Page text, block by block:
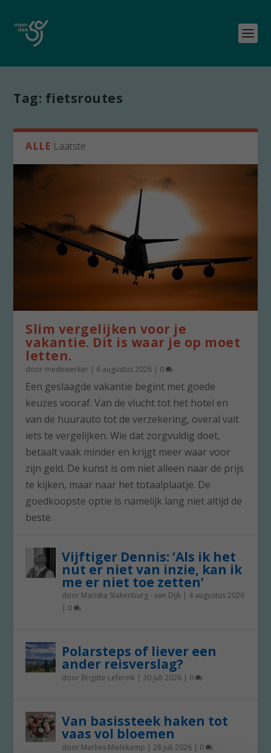
Tag: fietsroutes
ALLE Laatste
Slim vergelijken voor je
vakantie. Dit is waar je op moet
letten.
door medewerker | 6 augustus 2026 | 0
Een geslaagde vakantie begint met goede
keuzes vooraf. Van de vlucht tot het hotel en
van de huurauto tot de verzekering, overal valt
iets te vergelijken. Wie dat zorgvuldig doet,
betaalt vaak minder en krijgt meer waar voor
zijn geld. De kunst is om niet alleen naar de prijs
te kijken, maar naar het totaalplaatje. De
goedkoopste optie is namelijk lang niet altijd de
beste.
Vijftiger Dennis: ‘Als ik het
nut er niet van inzie, kan ik
me er niet toe zetten’
door Mariska Stakenburg - van Dijk | 4 augustus 2026
| 0
Polarsteps of liever een
ander reisverslag?
door Brigitte Leferink | 30 juli 2026 | 0
Van basissteek haken tot
vaas vol bloemen
door Marlies Mielekamp |28 juli 2026 | 0